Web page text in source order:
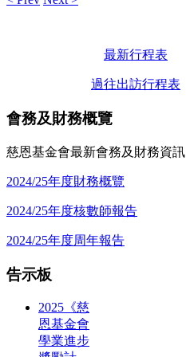
最新行程表
過往出訪行程表
會務及財務概覽
慈恩基金會最新會務及財務資訊
2024/25年度財務概覽
2024/25年度核數師報告
2024/25年度周年報告
告示板
2025《慈
恩基金會
學業進步